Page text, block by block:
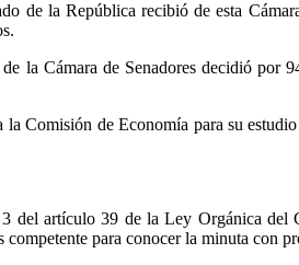
de la República recibió de esta
la Cámara de Senadores decidió por
la Comisión de Economía para su
del artículo 39 de la Ley Orgánica
para conocer la minuta con